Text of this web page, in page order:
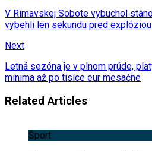
V Rimavskej Sobote vybuchol
vybehli len sekundu pred explóziou
Next
Letná sezóna je v plnom prúde,
minima až po tisíce eur mesačne
Related Articles
Šport